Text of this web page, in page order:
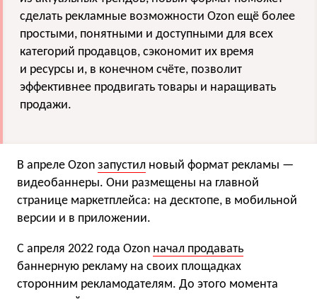
сделать рекламные возможности Ozon ещё более
простыми, понятными и доступными для всех
категорий продавцов, сэкономит их время
и ресурсы и, в конечном счёте, позволит
эффективнее продвигать товары и наращивать
продажи.
В апреле Ozon запустил новый формат рекламы —
видеобаннеры. Они размещены на главной
странице маркетплейса: на десктопе, в мобильной
версии и в приложении.
С апреля 2022 года Ozon начал продавать
баннерную рекламу на своих площадках
сторонним рекламодателям. До этого момента